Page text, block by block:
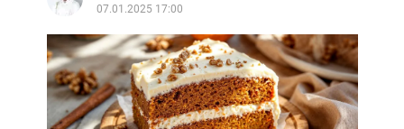
07.01.2025 17:00